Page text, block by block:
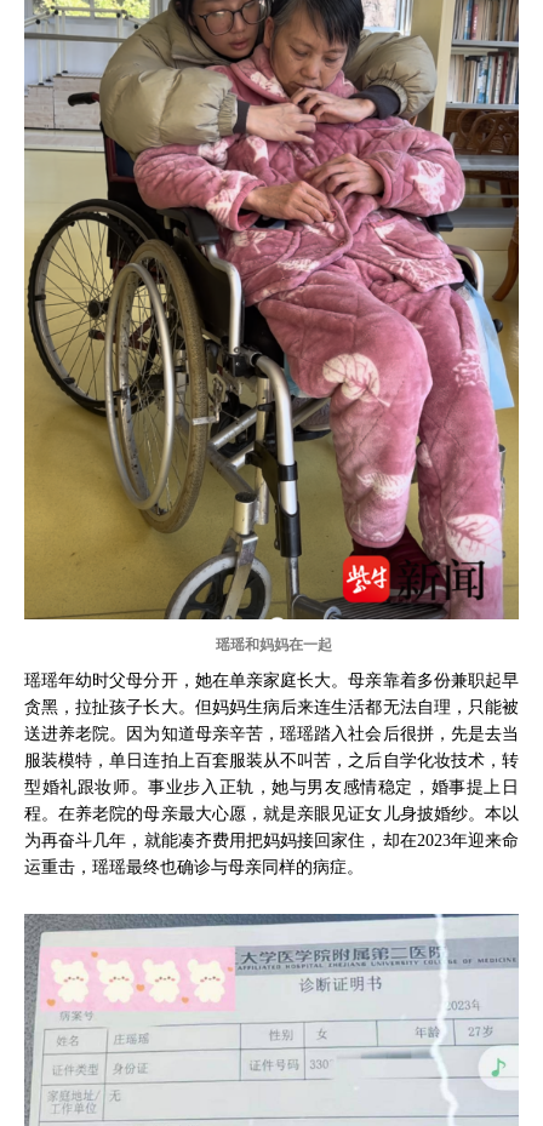
瑶瑶和妈妈在一起
瑶瑶年幼时父母分开，她在单亲家庭长大。母亲靠着多份兼职起早
贪黑，拉扯孩子长大。但妈妈生病后来连生活都无法自理，只能被
送进养老院。因为知道母亲辛苦，瑶瑶踏入社会后很拼，先是去当
服装模特，单日连拍上百套服装从不叫苦，之后自学化妆技术，转
型婚礼跟妆师。事业步入正轨，她与男友感情稳定，婚事提上日
程。在养老院的母亲最大心愿，就是亲眼见证女儿身披婚纱。本以
为再奋斗几年，就能凑齐费用把妈妈接回家住，却在2023年迎来命
运重击，瑶瑶最终也确诊与母亲同样的病症。